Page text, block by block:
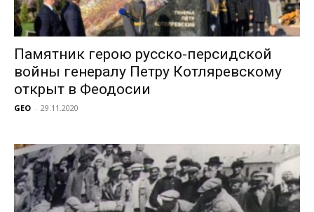
Памятник герою русско-персидской
войны генералу Петру Котляревскому
открыт в Феодосии
GEO - 29.11.2020